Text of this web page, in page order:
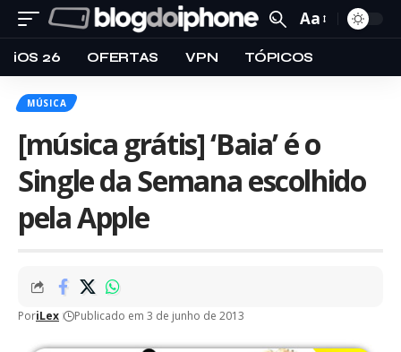
Aa
iOS 26 OFERTAS VPN TÓPICOS
MÚSICA
[música grátis] ‘Baia’ é o
Single da Semana escolhido
pela Apple
PoriLex Publicado em 3 de junho de 2013